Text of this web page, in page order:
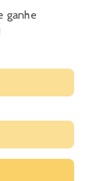
ganhe